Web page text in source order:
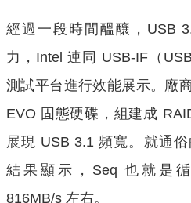
經過一段時間醞釀，USB
力，Intel 連同 USB-IF（
測試平台進行效能展示。廠
EVO 固態硬碟，組建成
展現 USB 3.1 頻寬。就通
結果顯示，Seq 也就是
816MB/s 左右。